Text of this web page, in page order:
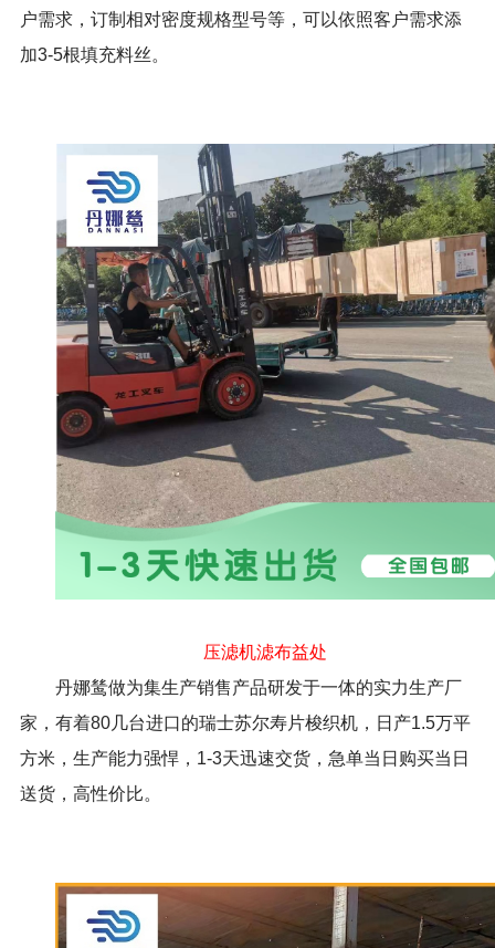
户需求，订制相对密度规格型号等，可以依照客户需求添
加3-5根填充料丝。
压滤机滤布益处
丹娜鸶做为集生产销售产品研发于一体的实力生产厂
家，有着80几台进口的瑞士苏尔寿片梭织机，日产1.5万平
方米，生产能力强悍，1-3天迅速交货，急单当日购买当日
送货，高性价比。